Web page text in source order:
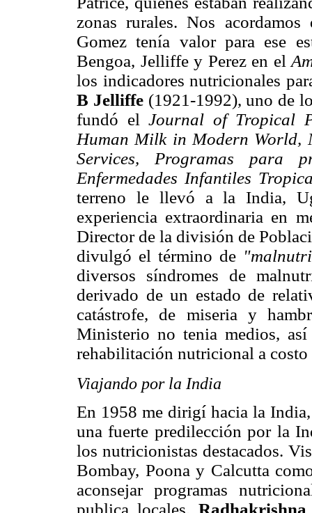
zonas rurales. Nos
Gomez tenía valor para ese
Bengoa, Jelliffe y Perez en el
los indicadores nutricionales
B Jelliffe (1921-1992), uno de
fundó elJournal of Tropical
Human Milk in Modern World,
Services, Programas para
Enfermedades Infantiles
terreno le llevó a la India,
experiencia extraordinaria en
Director de la división de
divulgó el término de
diversos síndromes de
derivado de un estado de
catástrofe, de miseria y
Ministerio no tenia medios,
rehabilitación nutricional a
Viajando por la India
En 1958 me dirigí hacia la
una fuerte predilección por la
los nutricionistas destacados.
Bombay, Poona y Calcutta
aconsejar programas